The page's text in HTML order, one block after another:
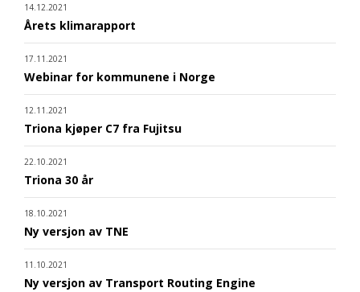
14.12.2021
Årets klimarapport
17.11.2021
Webinar for kommunene i Norge
12.11.2021
Triona kjøper C7 fra Fujitsu
22.10.2021
Triona 30 år
18.10.2021
Ny versjon av TNE
11.10.2021
Ny versjon av Transport Routing Engine